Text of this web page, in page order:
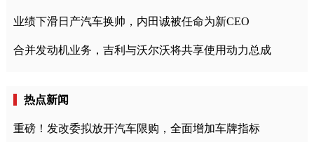
业绩下滑日产汽车换帅，内田诚被任命为新CEO
合并发动机业务，吉利与沃尔沃将共享使用动力总成
热点新闻
重磅！发改委拟放开汽车限购，全面增加车牌指标